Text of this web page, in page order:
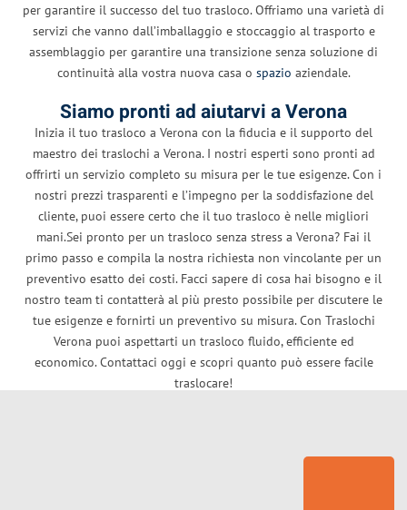
per garantire il successo del tuo trasloco. Offriamo una varietà di
servizi che vanno dall’imballaggio e stoccaggio al trasporto e
assemblaggio per garantire una transizione senza soluzione di
continuità alla vostra nuova casa o spazio aziendale.
Siamo pronti ad aiutarvi a Verona
Inizia il tuo trasloco a Verona con la fiducia e il supporto del
maestro dei traslochi a Verona. I nostri esperti sono pronti ad
offrirti un servizio completo su misura per le tue esigenze. Con i
nostri prezzi trasparenti e l’impegno per la soddisfazione del
cliente, puoi essere certo che il tuo trasloco è nelle migliori
mani.Sei pronto per un trasloco senza stress a Verona? Fai il
primo passo e compila la nostra richiesta non vincolante per un
preventivo esatto dei costi. Facci sapere di cosa hai bisogno e il
nostro team ti contatterà al più presto possibile per discutere le
tue esigenze e fornirti un preventivo su misura. Con Traslochi
Verona puoi aspettarti un trasloco fluido, efficiente ed
economico. Contattaci oggi e scopri quanto può essere facile
traslocare!